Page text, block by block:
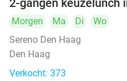
2-gangen keuzelunch
Morgen Ma Di
Wo
Sereno Den Haag
Den Haag
Verkocht: 373